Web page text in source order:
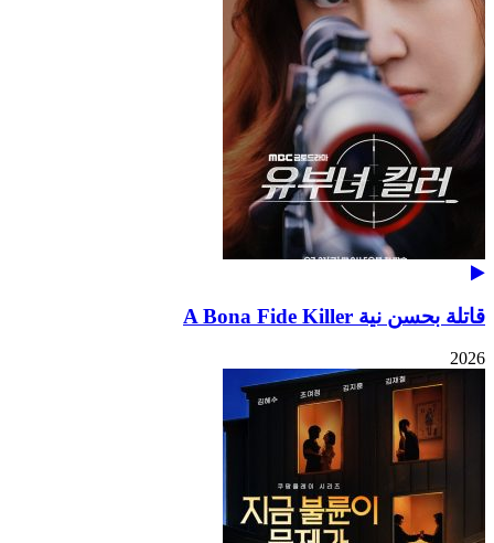
قاتلة بحسن نية A Bona Fide Killer
2026